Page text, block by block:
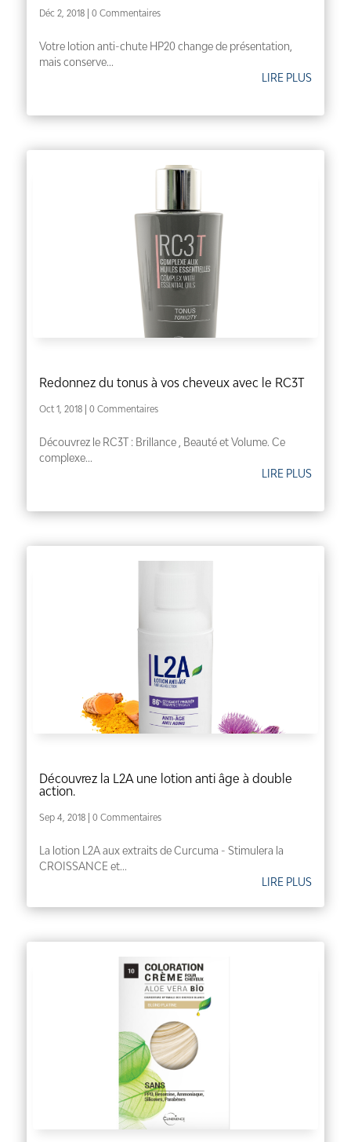
Déc 2, 2018| 0 Commentaires
Votre lotion anti-chute HP20 change de présentation,
mais conserve...
LIRE PLUS
Redonnez du tonus à vos cheveux avec le RC3T
Oct 1, 2018| 0 Commentaires
Découvrez le RC3T : Brillance , Beauté et Volume. Ce
complexe...
LIRE PLUS
Découvrez la L2A une lotion anti âge à double
action.
Sep 4, 2018| 0 Commentaires
La lotion L2A aux extraits de Curcuma - Stimulera la
CROISSANCE et...
LIRE PLUS